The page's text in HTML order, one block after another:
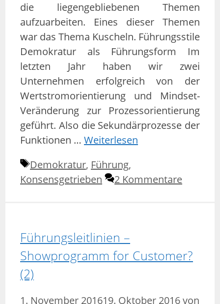
die liegengebliebenen Themen
aufzuarbeiten. Eines dieser Themen
war das Thema Kuscheln. Führungsstile
Demokratur als Führungsform Im
letzten Jahr haben wir zwei
Unternehmen erfolgreich von der
Wertstromorientierung und Mindset-
Veränderung zur Prozessorientierung
geführt. Also die Sekundärprozesse der
Funktionen … Weiterlesen
Schlagwörter
Demokratur, Führung,
Konsensgetrieben
2 Kommentare
Führungsleitlinien –
Showprogramm for Customer?
(2)
1. November 201619. Oktober 2016von